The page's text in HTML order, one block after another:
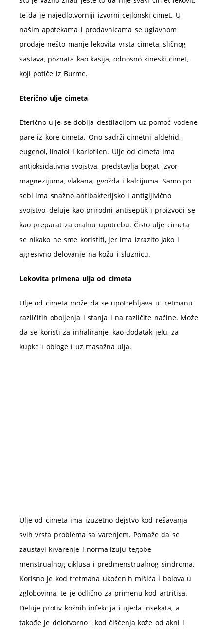
te da je najedlotvorniji izvorni cejlonski cimet. U
našim apotekama i prodavnicama se uglavnom
prodaje nešto manje lekovita vrsta cimeta, sličnog
sastava, poznata kao kasija, odnosno kineski cimet,
koji potiče iz Burme.
Eterično ulje cimeta
Eterično ulje se dobija destilacijom uz pomoć vodene
pare iz kore cimeta. Ono sadrži cimetni aldehid,
eugenol, linalol i kariofilen. Ulje od cimeta ima
antioksidativna svojstva, predstavlja bogat izvor
magnezijuma, vlakana, gvožđa i kalcijuma. Samo po
sebi ima snažno antibakterijsko i antigljivično
svojstvo, deluje kao prirodni antiseptik i proizvodi se
kao preparat za oralnu upotrebu. Čisto ulje cimeta
se nikako ne sme koristiti, jer ima izrazito jako i
agresivno delovanje na kožu i sluznicu.
Lekovita primena ulja od cimeta
Ulje od cimeta može da se upotrebljava u tretmanu
različitih oboljenja i stanja i na različite načine. Može
da se koristi za inhaliranje, kao dodatak jelu, za
kupke i obloge i uz masažna ulja.
Ulje od cimeta ima izuzetno dejstvo kod rešavanja
svih vrsta problema sa varenjem. Pomaže da se
zaustavi krvarenje i normalizuju tegobe
menstrualnog ciklusa i predmenstrualnog sindroma.
Korisno je kod tretmana ukočenih mišića i bolova u
zglobovima, te je odlično za primenu kod artritisa.
Deluje protiv kožnih infekcija i ujeda insekata, a
takođe je delotvorno i kod čišćenja kože od akni i